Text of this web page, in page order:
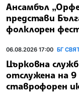
Ансамбъл
представи
фолклорен
06.08.2026 17:00 БГ
Църковна
отслужена на
ставрофорен